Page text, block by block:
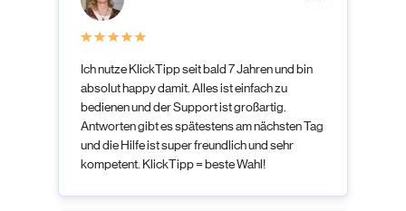
Ich nutze KlickTipp seit bald 7 Jahren und bin
absolut happy damit. Alles ist einfach zu
bedienen und der Support ist großartig.
Antworten gibt es spätestens am nächsten Tag
und die Hilfe ist super freundlich und sehr
kompetent. KlickTipp = beste Wahl!